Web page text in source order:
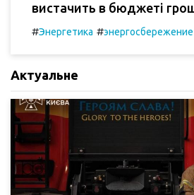
вистачить в бюджеті
#Энергетика #энергосбережение
Актуальне